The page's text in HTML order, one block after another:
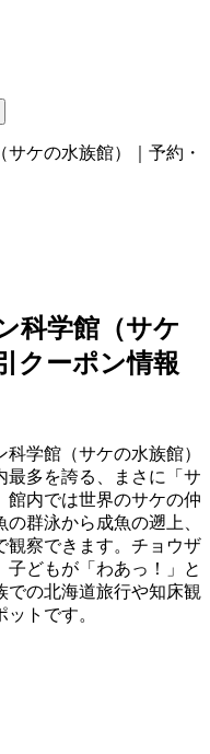
科学館（サケ
クーポン情報
科学館（サケの水族館）
最多を誇る、まさに「サ
館内では世界のサケの仲
群泳から成魚の遡上、
観察できます。チョウザ
子どもが「わあっ！」と
での北海道旅行や知床観
トです。